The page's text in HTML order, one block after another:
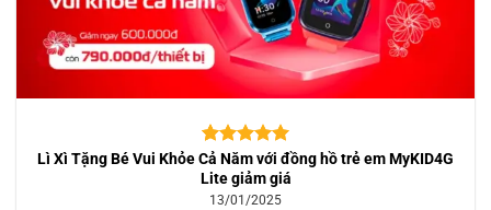
5.00trên 5
dựa trên
10
đánh giá
Lì Xì Tặng Bé Vui Khỏe Cả Năm với đồng hồ trẻ em MyKID4G
Lite giảm giá
13/01/2025